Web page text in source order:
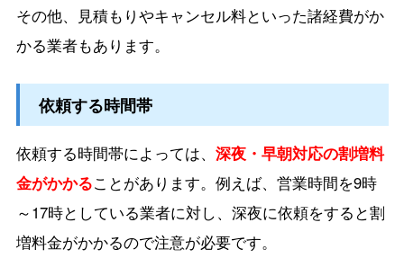
その他、見積もりやキャンセル料といった諸経費がか
かる業者もあります。
依頼する時間帯
依頼する時間帯によっては、 深夜・早朝対応の割増料
金がかかることがあります。例えば、営業時間を9時
～17時としている業者に対し、深夜に依頼をすると割
増料金がかかるので注意が必要です。